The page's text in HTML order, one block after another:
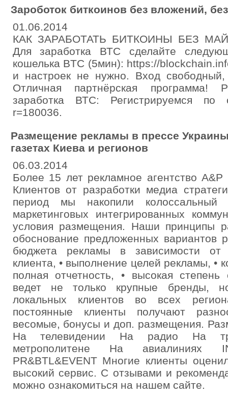
Зароботок биткоинов без вложений,
01.06.2014
КАК ЗАРАБОТАТЬ БИТКОИНЫ БЕЗ
Для заработка ВТС сделайте
кошелька BTC (5мин): https://
и настроек не нужно. Вход свободный,
Отличная партнёрская программа!
заработка ВТС: Регистрируемся по
r=180036.
Размещение рекламы в прессе
газетах Киева и регионов
06.03.2014
Более 15 лет рекламное агентство
Клиентов от разработки медиа
период мы накопили
маркетинговых интегрированных
условия размещения. Наши принципы
обоснование предложенных вариантов
бюджета рекламы в зависимости от
клиента, • выполнение целей рекламы, •
полная отчетность, • высокая
ведет не только крупные бренды,
локальных клиентов во всех
постоянные клиенты получают
весомые, бонусы и доп. размещения.
На телевидении На радио На
метрополитене На авиалиниях
PR&BTL&EVENT Многие клиенты
высокий сервис. С отзывами и
можно ознакомиться на нашем сайте.